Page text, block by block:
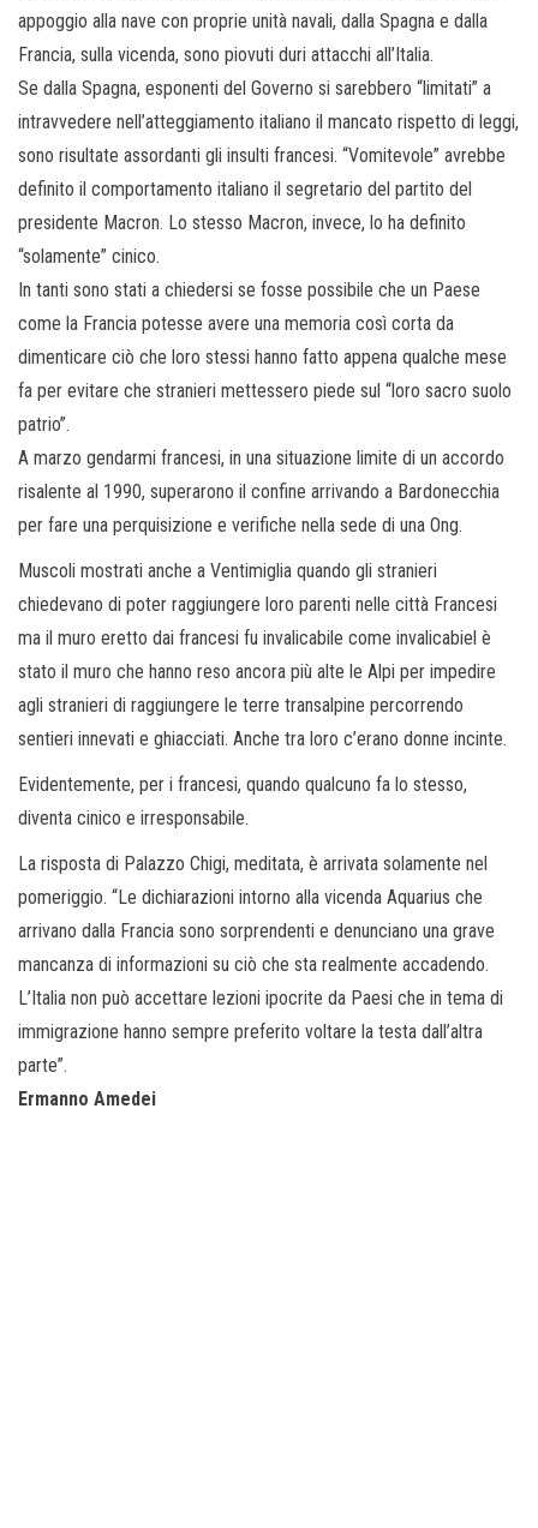
appoggio alla nave con proprie unità navali, dalla Spagna e dalla
Francia, sulla vicenda, sono piovuti duri attacchi all’Italia.
Se dalla Spagna, esponenti del Governo si sarebbero “limitati” a
intravvedere nell’atteggiamento italiano il mancato rispetto di leggi,
sono risultate assordanti gli insulti francesi. “Vomitevole” avrebbe
definito il comportamento italiano il segretario del partito del
presidente Macron. Lo stesso Macron, invece, lo ha definito
“solamente” cinico.
In tanti sono stati a chiedersi se fosse possibile che un Paese
come la Francia potesse avere una memoria così corta da
dimenticare ciò che loro stessi hanno fatto appena qualche mese
fa per evitare che stranieri mettessero piede sul “loro sacro suolo
patrio”.
A marzo gendarmi francesi, in una situazione limite di un accordo
risalente al 1990, superarono il confine arrivando a Bardonecchia
per fare una perquisizione e verifiche nella sede di una Ong.
Muscoli mostrati anche a Ventimiglia quando gli stranieri
chiedevano di poter raggiungere loro parenti nelle città Francesi
ma il muro eretto dai francesi fu invalicabile come invalicabiel è
stato il muro che hanno reso ancora più alte le Alpi per impedire
agli stranieri di raggiungere le terre transalpine percorrendo
sentieri innevati e ghiacciati. Anche tra loro c’erano donne incinte.
Evidentemente, per i francesi, quando qualcuno fa lo stesso,
diventa cinico e irresponsabile.
La risposta di Palazzo Chigi, meditata, è arrivata solamente nel
pomeriggio. “Le dichiarazioni intorno alla vicenda Aquarius che
arrivano dalla Francia sono sorprendenti e denunciano una grave
mancanza di informazioni su ciò che sta realmente accadendo.
L’Italia non può accettare lezioni ipocrite da Paesi che in tema di
immigrazione hanno sempre preferito voltare la testa dall’altra
parte”.
Ermanno Amedei